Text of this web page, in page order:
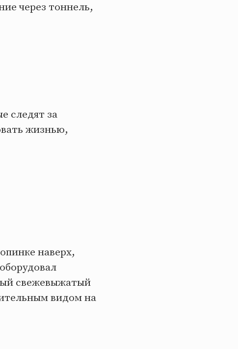
через тоннель,
следят за
жизнью,
наверх,
свежевыжатый
видом на